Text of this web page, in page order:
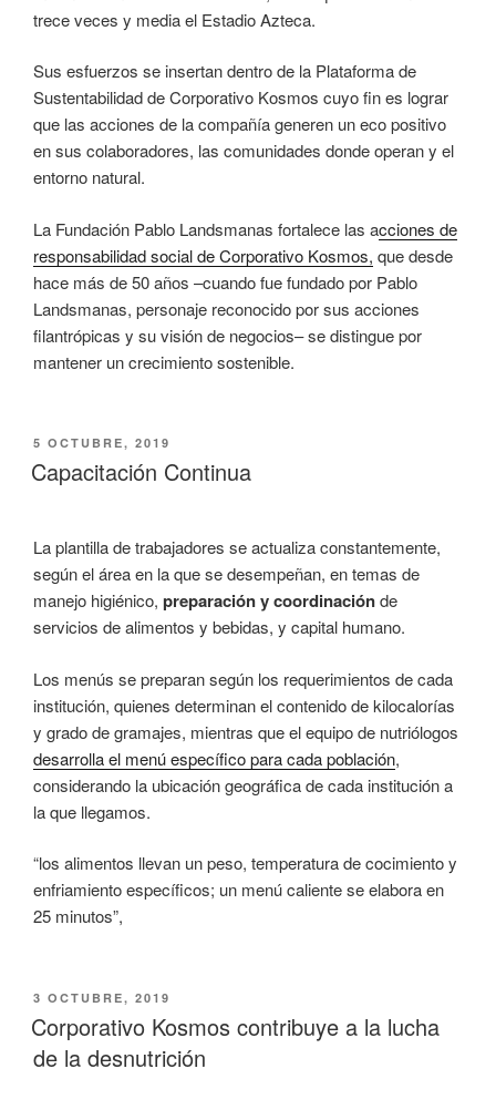
trece veces y media el Estadio Azteca.
Sus esfuerzos se insertan dentro de la Plataforma de
Sustentabilidad de Corporativo Kosmos cuyo fin es lograr
que las acciones de la compañía generen un eco positivo
en sus colaboradores, las comunidades donde operan y el
entorno natural.
La Fundación Pablo Landsmanas fortalece las acciones de
responsabilidad social de Corporativo Kosmos, que desde
hace más de 50 años –cuando fue fundado por Pablo
Landsmanas, personaje reconocido por sus acciones
filantrópicas y su visión de negocios– se distingue por
mantener un crecimiento sostenible.
PUBLICADO
EL
5 OCTUBRE, 2019
Capacitación Continua
La plantilla de trabajadores se actualiza constantemente,
según el área en la que se desempeñan, en temas de
manejo higiénico, preparación y coordinaciónde
servicios de alimentos y bebidas, y capital humano.
Los menús se preparan según los requerimientos de cada
institución, quienes determinan el contenido de kilocalorías
y grado de gramajes, mientras que el equipo de nutriólogos
desarrolla el menú específico para cada población,
considerando la ubicación geográfica de cada institución a
la que llegamos.
“los alimentos llevan un peso, temperatura de cocimiento y
enfriamiento específicos; un menú caliente se elabora en
25 minutos”,
PUBLICADO
EL
3 OCTUBRE, 2019
Corporativo Kosmos contribuye a la lucha
de la desnutrición